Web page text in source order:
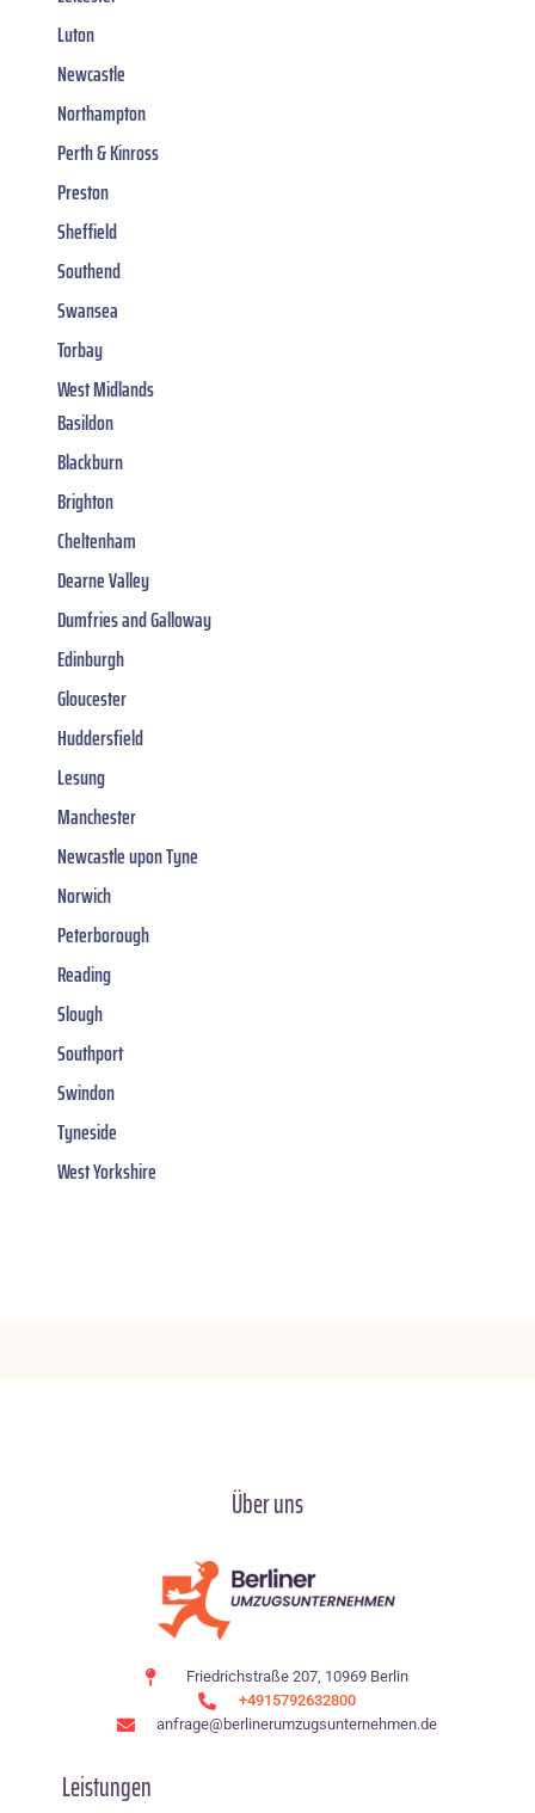
Luton
Newcastle
Northampton
Perth & Kinross
Preston
Sheffield
Southend
Swansea
Torbay
West Midlands
Basildon
Blackburn
Brighton
Cheltenham
Dearne Valley
Dumfries and Galloway
Edinburgh
Gloucester
Huddersfield
Lesung
Manchester
Newcastle upon Tyne
Norwich
Peterborough
Reading
Slough
Southport
Swindon
Tyneside
West Yorkshire
Über uns
Friedrichstraße 207, 10969 Berlin
+4915792632800
anfrage@berlinerumzugsunternehmen.de
Leistungen